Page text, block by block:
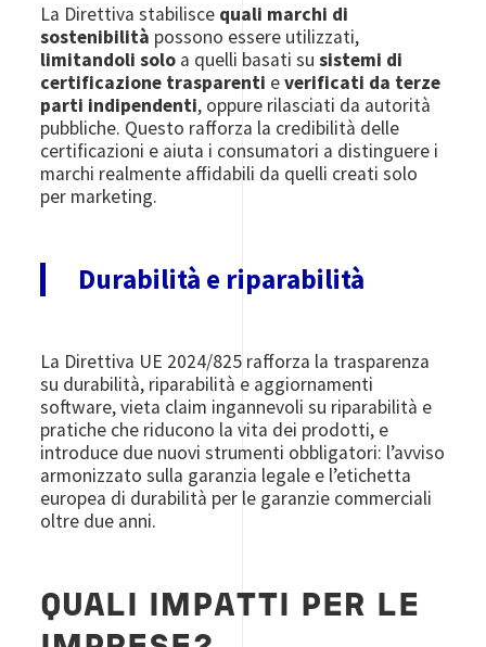
La Direttiva stabilisce quali marchi di
sostenibilità possono essere utilizzati,
limitandoli solo a quelli basati susistemi di
certificazione trasparenti everificati da terze
parti indipendenti, oppure rilasciati da autorità
pubbliche. Questo rafforza la credibilità delle
certificazioni e aiuta i consumatori a distinguere i
marchi realmente affidabili da quelli creati solo
per marketing.
Durabilità e riparabilità
La Direttiva UE 2024/825 rafforza la trasparenza
su durabilità, riparabilità e aggiornamenti
software, vieta claim ingannevoli su riparabilità e
pratiche che riducono la vita dei prodotti, e
introduce due nuovi strumenti obbligatori: l’avviso
armonizzato sulla garanzia legale e l’etichetta
europea di durabilità per le garanzie commerciali
oltre due anni.
QUALI IMPATTI PER LE